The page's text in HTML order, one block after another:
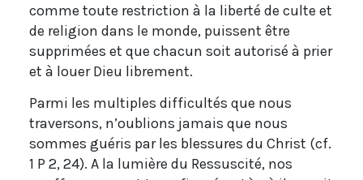
comme toute restriction à la liberté de culte et
de religion dans le monde, puissent être
supprimées et que chacun soit autorisé à prier
et à louer Dieu librement.
Parmi les multiples difficultés que nous
traversons, n’oublions jamais que nous
sommes guéris par les blessures du Christ (cf.
1 P 2, 24). A la lumière du Ressuscité, nos